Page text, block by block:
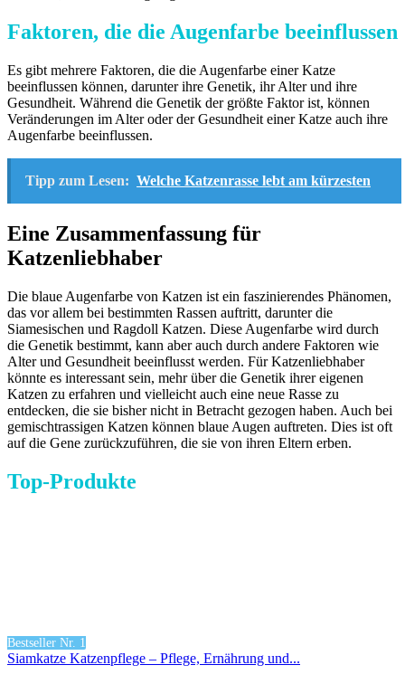
Faktoren, die die Augenfarbe beeinflussen
Es gibt mehrere Faktoren, die die Augenfarbe einer Katze
beeinflussen können, darunter ihre Genetik, ihr Alter und ihre
Gesundheit. Während die Genetik der größte Faktor ist, können
Veränderungen im Alter oder der Gesundheit einer Katze auch ihre
Augenfarbe beeinflussen.
Tipp zum Lesen: Welche Katzenrasse lebt am kürzesten
Eine Zusammenfassung für
Katzenliebhaber
Die blaue Augenfarbe von Katzen ist ein faszinierendes Phänomen,
das vor allem bei bestimmten Rassen auftritt, darunter die
Siamesischen und Ragdoll Katzen. Diese Augenfarbe wird durch
die Genetik bestimmt, kann aber auch durch andere Faktoren wie
Alter und Gesundheit beeinflusst werden. Für Katzenliebhaber
könnte es interessant sein, mehr über die Genetik ihrer eigenen
Katzen zu erfahren und vielleicht auch eine neue Rasse zu
entdecken, die sie bisher nicht in Betracht gezogen haben. Auch bei
gemischtrassigen Katzen können blaue Augen auftreten. Dies ist oft
auf die Gene zurückzuführen, die sie von ihren Eltern erben.
Top-Produkte
Bestseller Nr. 1
Siamkatze Katzenpflege – Pflege, Ernährung und...